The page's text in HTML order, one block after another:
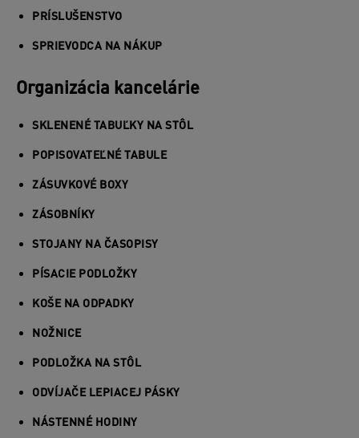
PRÍSLUŠENSTVO
SPRIEVODCA NA NÁKUP
Organizácia kancelárie
SKLENENÉ TABUĽKY NA STÔL
POPISOVATEĽNÉ TABULE
ZÁSUVKOVÉ BOXY
ZÁSOBNÍKY
STOJANY NA ČASOPISY
PÍSACIE PODLOŽKY
KOŠE NA ODPADKY
NOŽNICE
PODLOŽKA NA STÔL
ODVÍJAČE LEPIACEJ PÁSKY
NÁSTENNÉ HODINY